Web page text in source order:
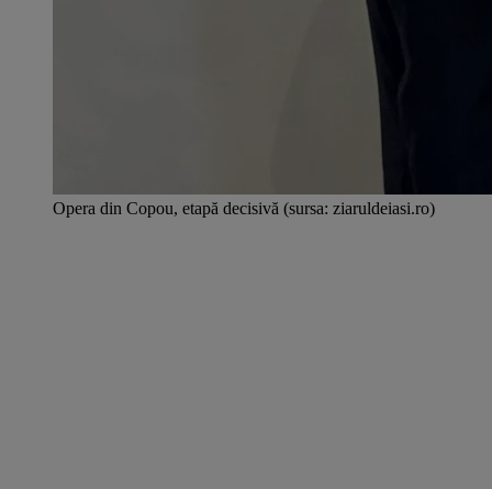
Opera din Copou, etapă decisivă (sursa: ziaruldeiasi.ro)